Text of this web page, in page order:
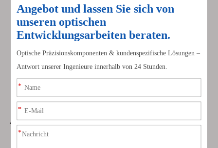
Medizinische Bildgebung: Im medizinischen Bereich
werden diese Fenster in Bildgebungssystemen
verwendet, um qualitativ hochwertige Bilder zu
erzeugen. Aufgrund ihrer Beständigkeit gegen UV-
Strahlung werden sie auch in Geräten wie UV-Licht-
Hygienegeräten verwendet.
4. Industrielle Anwendungen